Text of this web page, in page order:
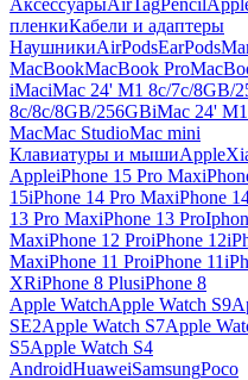
АксессуарыAirTagPencil
пленкиКабели и адаптеры
НаушникиAirPodsEarPods
MacBookMacBook Pro
iMaciMac 24' M1 8c/7c/8GB/
8c/8c/8GB/256GBiMac 24'
MacMac StudioMac mini
Клавиатуры и мышиApple
AppleiPhone 15 Pro Max
15iPhone 14 Pro MaxiPhone
13 Pro MaxiPhone 13 Pro
MaxiPhone 12 ProiPhone 12
MaxiPhone 11 ProiPhone 11
XRiPhone 8 PlusiPhone 8
Apple WatchApple Watch S9
SE2Apple Watch S7Apple
S5Apple Watch S4
AndroidHuaweiSamsungPoco